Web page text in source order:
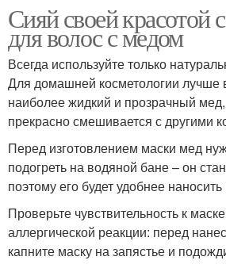
Сияй своей красотой
для волос с медом
Всегда используйте только
Для домашней косметологии лучше
наиболее жидкий и прозрачный мед,
прекрасно смешивается с другими
Перед изготовлением маски мед
подогреть на водяной бане – он
поэтому его будет удобнее
Проверьте чувствительность к
аллергической реакции: перед
капните маску на запястье и